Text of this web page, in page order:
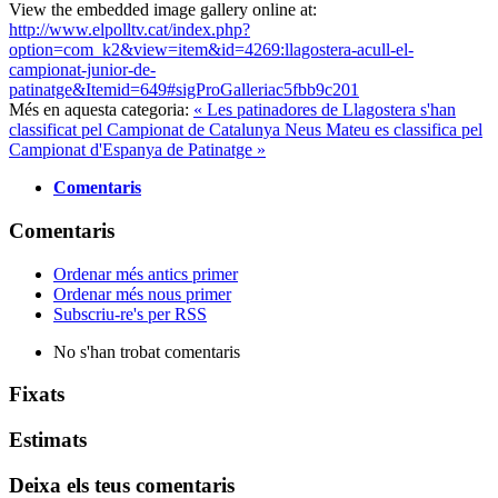
View the embedded image gallery online at:
http://www.elpolltv.cat/index.php?
option=com_k2&view=item&id=4269:llagostera-acull-el-
campionat-junior-de-
patinatge&Itemid=649#sigProGalleriac5fbb9c201
Més en aquesta categoria: « Les patinadores de Llagostera s'han
classificat pel Campionat de Catalunya Neus Mateu es classifica pel
Campionat d'Espanya de Patinatge »
Comentaris
Comentaris
Ordenar més antics primer
Ordenar més nous primer
Subscriu-re's per RSS
No s'han trobat comentaris
Fixats
Estimats
Deixa els teus comentaris